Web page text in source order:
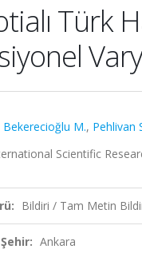
Türk
Bekerecioğlu M., Pehlivan
Scientific
Bildiri / Tam Metin
Şehir: Ankara